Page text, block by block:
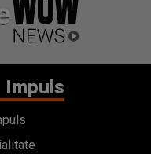
Impuls